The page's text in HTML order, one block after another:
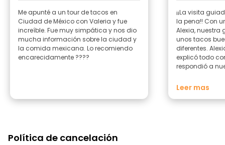
Me apunté a un tour de tacos en
Ciudad de México con Valeria y fue
increíble. Fue muy simpática y nos dio
mucha información sobre la ciudad y
la comida mexicana. Lo recomiendo
encarecidamente ????
¡¡La visita
la pena!! Con
Alexia, nuestra
unos tacos
diferentes.
explicó todo
respondió a
¡además, su
esta visita
Leer mas
Política de cancelación